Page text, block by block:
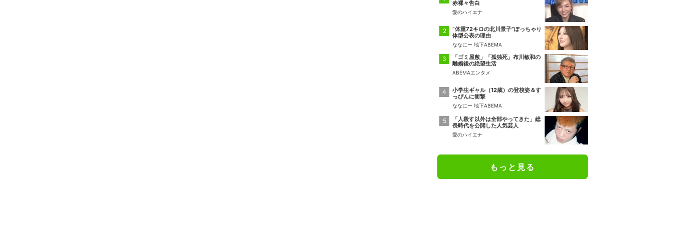
赤裸々告白
愛のハイエナ
“体重72キロの北川景子”ぽっちゃり
体型公表の理由
ななにー 地下ABEMA
「ゴミ屋敷」「孤独死」布川敏和の
離婚後の絶望生活
ABEMAエンタメ
小学生ギャル（12歳）の登校姿＆す
っぴんに衝撃
ななにー 地下ABEMA
「人殺す以外は全部やってきた」総
長時代を公開した人気芸人
愛のハイエナ
もっと見る